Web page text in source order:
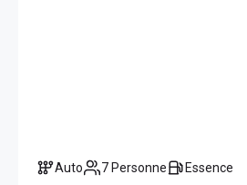
Auto 7 Personne Essence